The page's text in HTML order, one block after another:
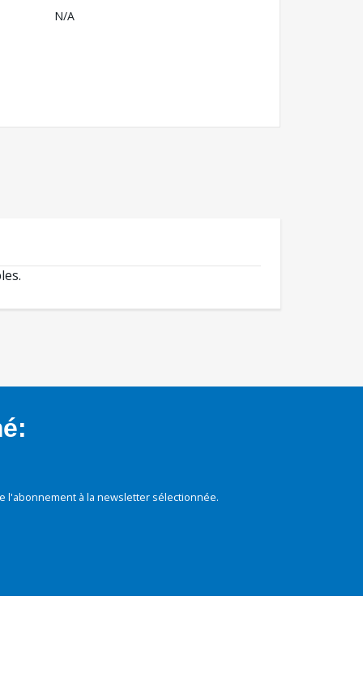
N/A
à la newsletter sélectionnée.